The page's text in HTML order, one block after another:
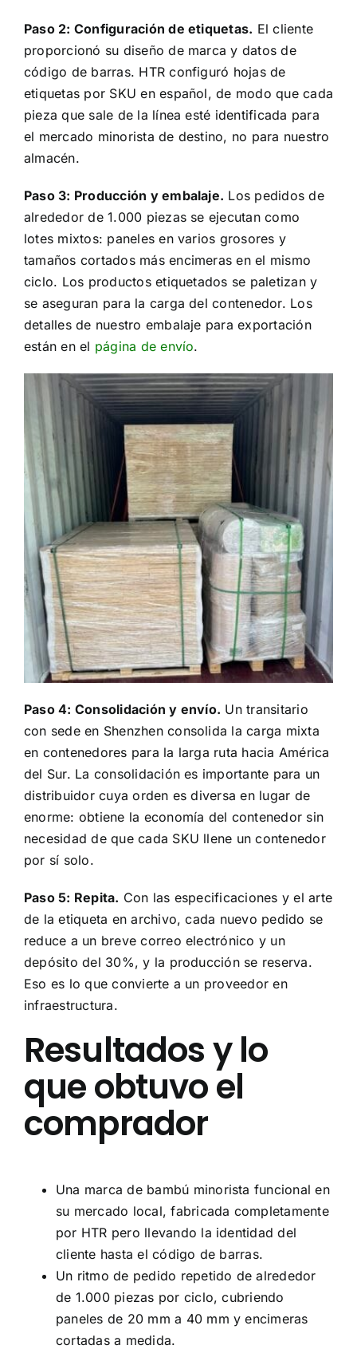
Paso 2: Configuración de etiquetas. El cliente
proporcionó su diseño de marca y datos de
código de barras. HTR configuró hojas de
etiquetas por SKU en español, de modo que cada
pieza que sale de la línea esté identificada para
el mercado minorista de destino, no para nuestro
almacén.
Paso 3: Producción y embalaje. Los pedidos de
alrededor de 1.000 piezas se ejecutan como
lotes mixtos: paneles en varios grosores y
tamaños cortados más encimeras en el mismo
ciclo. Los productos etiquetados se paletizan y
se aseguran para la carga del contenedor. Los
detalles de nuestro embalaje para exportación
están en el página de envío.
Paso 4: Consolidación y envío. Un transitario
con sede en Shenzhen consolida la carga mixta
en contenedores para la larga ruta hacia América
del Sur. La consolidación es importante para un
distribuidor cuya orden es diversa en lugar de
enorme: obtiene la economía del contenedor sin
necesidad de que cada SKU llene un contenedor
por sí solo.
Paso 5: Repita. Con las especificaciones y el arte
de la etiqueta en archivo, cada nuevo pedido se
reduce a un breve correo electrónico y un
depósito del 30%, y la producción se reserva.
Eso es lo que convierte a un proveedor en
infraestructura.
Resultados y lo
que obtuvo el
comprador
Una marca de bambú minorista funcional en
su mercado local, fabricada completamente
por HTR pero llevando la identidad del
cliente hasta el código de barras.
Un ritmo de pedido repetido de alrededor
de 1.000 piezas por ciclo, cubriendo
paneles de 20 mm a 40 mm y encimeras
cortadas a medida.